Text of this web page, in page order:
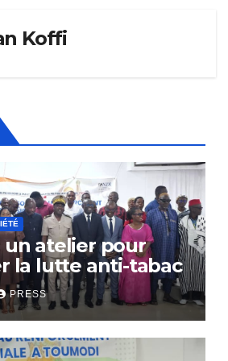
Koffi
un atelier pour
la lutte anti-tabac
PRESS